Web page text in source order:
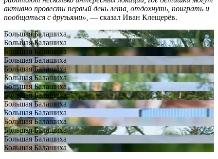
активно провести первый день лета, отдохнуть, поиграть и
пообщаться с друзьями», — сказал Иван Клещерëв.
Большая Балашиха
Большая Балашиха
Большая Балашиха
Большая Балашиха
Большая Балашиха
Большая Балашиха
Большая Балашиха
Большая Балашиха
Большая Балашиха
Большая Балашиха
Большая Балашиха
Большая Балашиха
Большая Балашиха
Большая Балашиха